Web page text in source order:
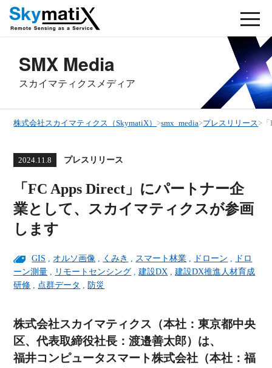
SMX Media
スカイマティクスメディア
株式会社スカイマティクス（SkymatiX）>smx_media>プレスリリース>
2024.11.8 プレスリリース
「FC Apps Direct」にパートナー企
業として、スカイマティクスが参画
します
GIS , オルソ画像 , くみき , スマート林業 , ドローン ,
ドロ
ーン測量 , リモートセンシング ,建設DX ,建設DX推進人材育成
研修 , 点群データ , 防災
株式会社スカイマティクス（本社：東京都中央
区、代表取締役社長：渡邉善太郎）は、
福井コンピュータスマート株式会社（本社：福